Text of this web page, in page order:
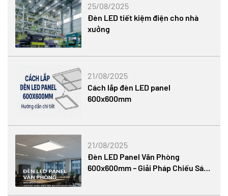
25/08/2025
Đèn LED tiết kiệm điện cho nhà
xưởng
21/08/2025
Cách lắp đèn LED panel
600x600mm
21/08/2025
Đèn LED Panel Văn Phòng
600x600mm – Giải Pháp Chiếu Sáng